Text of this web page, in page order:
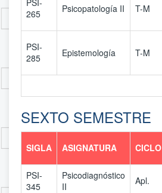
265
Psicopatología II T-M
PSI-
285
Epistemología T-M
SEXTO SEMESTRE
SIGLA ASIGNATURA CICLO
PSI-
345
Psicodiagnóstico
II
Apl.